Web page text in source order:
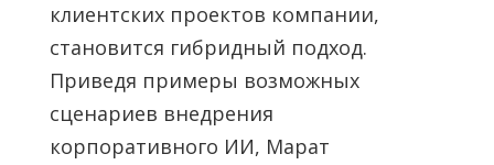
клиентских проектов компании,
становится гибридный подход.
Приведя примеры возможных
сценариев внедрения
корпоративного ИИ, Марат